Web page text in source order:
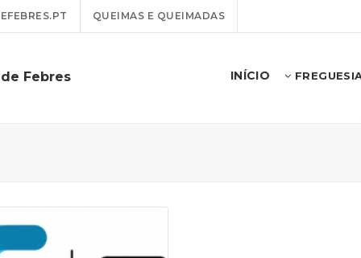
QUEIMAS E QUEIMADAS
Febres INÍCIO